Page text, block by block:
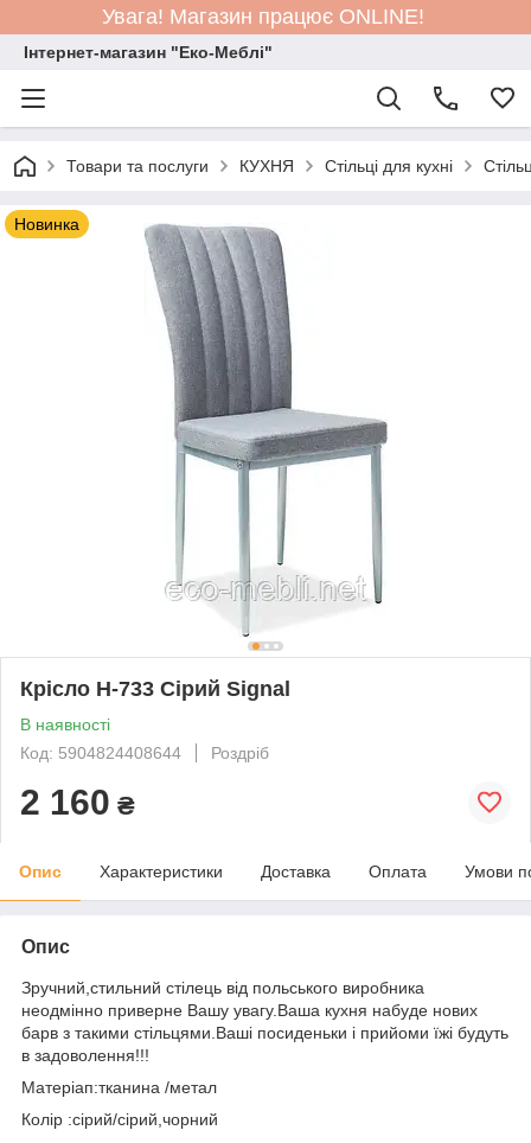
Увага! Магазин працює ONLINE!
Інтернет-магазин "Еко-Меблі"
Товари та послуги КУХНЯ Стільці для кухні
Новинка
Крісло H-733 Сірий Signal
В наявності
Код: 5904824408644
Роздріб
2 160 ₴
Опис Характеристики Доставка Оплата Умови
Опис
Зручний,стильний стілець від польського виробника
неодмінно приверне Вашу увагу.Ваша кухня набуде нових
барв з такими стільцями.Ваші посиденьки і прийоми їжі будуть
в задоволення!!!
Матеріап:тканина /метал
Колір :сірий/сірий,чорний